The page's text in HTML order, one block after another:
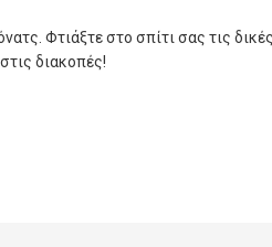
Φτιάξτε στο σπίτι σας τις
διακοπές!